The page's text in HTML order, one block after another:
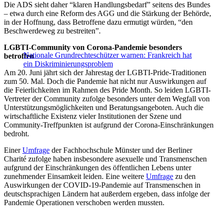
Die ADS sieht daher “klaren Handlungsbedarf” seitens des Bundes
– etwa durch eine Reform des AGG und die Stärkung der Behörde,
in der Hoffnung, dass Betroffene dazu ermutigt würden, “den
Beschwerdeweg zu bestreiten”.
Nationale Grundrechteschützer warnen: Frankreich hat
ein Diskriminierungsproblem
LGBTI-Community von Corona-Pandemie besonders
betroffen
Am 20. Juni jährt sich der Jahrestag der LGBTI-Pride-Traditionen
zum 50. Mal. Doch die Pandemie hat nicht nur Auswirkungen auf
die Feierlichkeiten im Rahmen des Pride Month. So leiden LGBTI-
Vertreter der Community zufolge besonders unter dem Wegfall von
Unterstützungsmöglichkeiten und Beratungsangeboten. Auch die
wirtschaftliche Existenz vieler Institutionen der Szene und
Community-Treffpunkten ist aufgrund der Corona-Einschränkungen
bedroht.
EinerUmfrage der Fachhochschule Münster und der Berliner
Charité zufolge haben insbesondere asexuelle und Transmenschen
aufgrund der Einschränkungen des öffentlichen Lebens unter
zunehmender Einsamkeit leiden. Eine weitere Umfrage zu den
Auswirkungen der COVID-19-Pandemie auf Transmenschen in
deutschsprachigen Ländern hat außerdem ergeben, dass infolge der
Pandemie Operationen verschoben werden mussten.